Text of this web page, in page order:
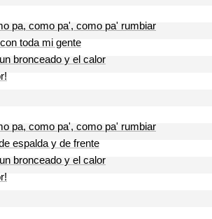
pa, como pa', como pa' rumbiar
toda mi gente
bronceado y el calor
pa, como pa', como pa' rumbiar
espalda y de frente
bronceado y el calor